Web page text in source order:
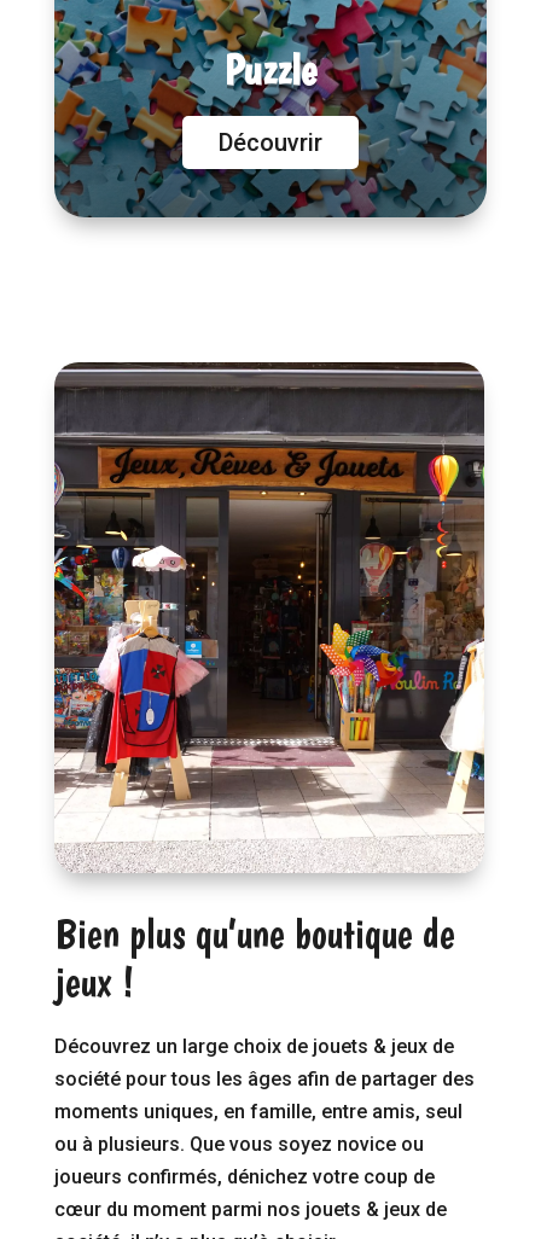
Puzzle
Découvrir
Bien plus qu’une boutique de
jeux !
Découvrez un large choix de jouets & jeux de
société pour tous les âges afin de partager des
moments uniques, en famille, entre amis, seul
ou à plusieurs. Que vous soyez novice ou
joueurs confirmés, dénichez votre coup de
cœur du moment parmi nos jouets & jeux de